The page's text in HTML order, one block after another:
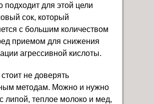
подходит для этой цели
сок, который
с большим количеством
приемом для снижения
агрессивной кислоты.
не доверять
методам. Можно и нужно
липой, теплое молоко и мед,